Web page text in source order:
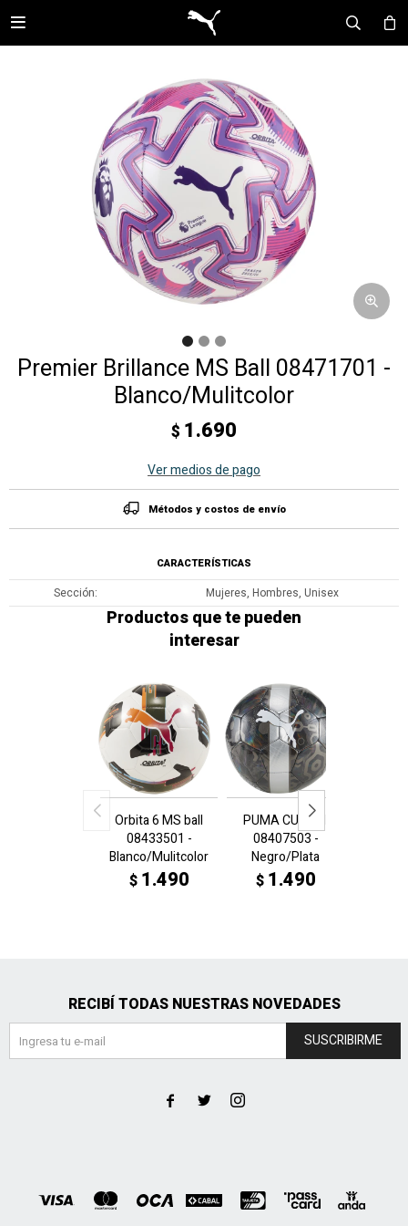

Premier Brillance MS Ball 08471701 -
Blanco/Mulitcolor
$ 1.690
Ver medios de pago
Métodos y costos de envío
CARACTERÍSTICAS
Sección Mujeres, Hombres, Unisex
Productos que te pueden
interesar
Orbita 6 MS ball
08433501 -
Blanco/Mulitcolor
$ 1.490
PUMA CUP Ball
08407503 -
Negro/Plata
$ 1.490
RECIBÍ TODAS NUESTRAS NOVEDADES
SUSCRIBIRME
  